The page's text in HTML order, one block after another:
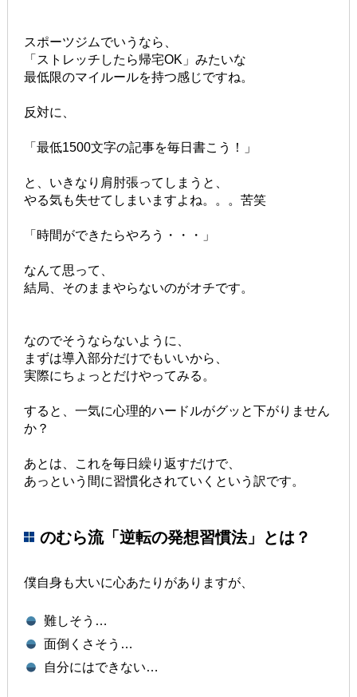
スポーツジムでいうなら、
「ストレッチしたら帰宅OK」みたいな
最低限のマイルールを持つ感じですね。
反対に、
「最低1500文字の記事を毎日書こう！」
と、いきなり肩肘張ってしまうと、
やる気も失せてしまいますよね。。。苦笑
「時間ができたらやろう・・・」
なんて思って、
結局、そのままやらないのがオチです。
なのでそうならないように、
まずは導入部分だけでもいいから、
実際にちょっとだけやってみる。
すると、一気に心理的ハードルがグッと下がりません
か？
あとは、これを毎日繰り返すだけで、
あっという間に習慣化されていくという訳です。
のむら流「逆転の発想習慣法」とは？
僕自身も大いに心あたりがありますが、
難しそう…
面倒くさそう…
自分にはできない…